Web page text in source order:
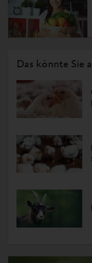
Das könnte Sie